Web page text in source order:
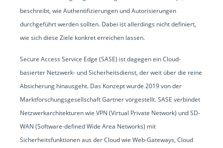
beschreibt, wie Authentifizierungen und Autorisierungen
durchgeführt werden sollten. Dabei ist allerdings nicht definiert,
wie sich diese Ziele konkret erreichen lassen.
Secure Access Service Edge (SASE) ist dagegen ein Cloud-
basierter Netzwerk- und Sicherheitsdienst, der weit über die reine
Absicherung hinausgeht. Das Konzept wurde 2019 von der
Marktforschungsgesellschaft Gartner vorgestellt. SASE verbindet
Netzwerkarchitekturen wie VPN (Virtual Private Network) und SD-
WAN (Software-defined Wide Area Networks) mit
Sicherheitsfunktionen aus der Cloud wie Web-Gateways, Cloud